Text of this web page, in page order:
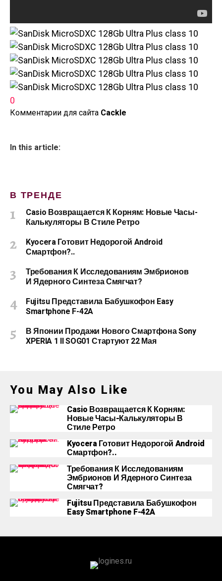
0
Комментарии для сайта Cackle
In this article:
В ТРЕНДЕ
Casio Возвращается К Корням: Новые Часы-
Калькуляторы В Стиле Ретро
Kyocera Готовит Недорогой Android
Смартфон?..
Требования К Исследованиям Эмбрионов
И Ядерного Синтеза Смягчат?
Fujitsu Представила Бабушкофон Easy
Smartphone F-42A
В Японии Продажи Нового Смартфона Sony
XPERIA 1 II SOG01 Стартуют 22 Мая
You May Also Like
Casio Возвращается К Корням:
Новые Часы-Калькуляторы В
Стиле Ретро
Kyocera Готовит Недорогой Android
Смартфон?..
Требования К Исследованиям
Эмбрионов И Ядерного Синтеза
Смягчат?
Fujitsu Представила Бабушкофон
Easy Smartphone F-42A